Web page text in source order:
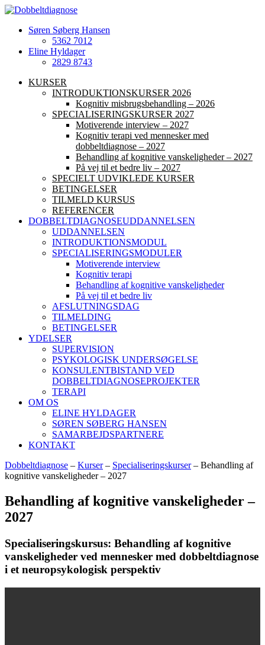
Søren Søberg Hansen
5362 7012
Eline Hyldager
2829 8743
KURSER
INTRODUKTIONSKURSER 2026
Kognitiv misbrugsbehandling – 2026
SPECIALISERINGSKURSER 2027
Motiverende interview – 2027
Kognitiv terapi ved mennesker med
dobbeltdiagnose – 2027
Behandling af kognitive vanskeligheder – 2027
På vej til et bedre liv – 2027
SPECIELT UDVIKLEDE KURSER
BETINGELSER
TILMELD KURSUS
REFERENCER
DOBBELTDIAGNOSEUDDANNELSEN
UDDANNELSEN
INTRODUKTIONSMODUL
SPECIALISERINGSMODULER
Motiverende interview
Kognitiv terapi
Behandling af kognitive vanskeligheder
På vej til et bedre liv
AFSLUTNINGSDAG
TILMELDING
BETINGELSER
YDELSER
SUPERVISION
PSYKOLOGISK UNDERSØGELSE
KONSULENTBISTAND VED
DOBBELTDIAGNOSEPROJEKTER
TERAPI
OM OS
ELINE HYLDAGER
SØREN SØBERG HANSEN
SAMARBEJDSPARTNERE
KONTAKT
Dobbeltdiagnose – Kurser– Specialiseringskurser– Behandling af
kognitive vanskeligheder – 2027
Behandling af kognitive vanskeligheder –
2027
Specialiseringskursus: Behandling af kognitive
vanskeligheder ved mennesker med dobbeltdiagnose
i et neuropsykologisk perspektiv